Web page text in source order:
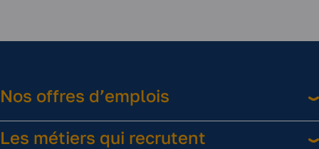
Nos offres d’emplois
Les métiers qui recrutent